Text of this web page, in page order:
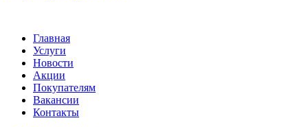
Главная
Услуги
Новости
Акции
Покупателям
Вакансии
Контакты